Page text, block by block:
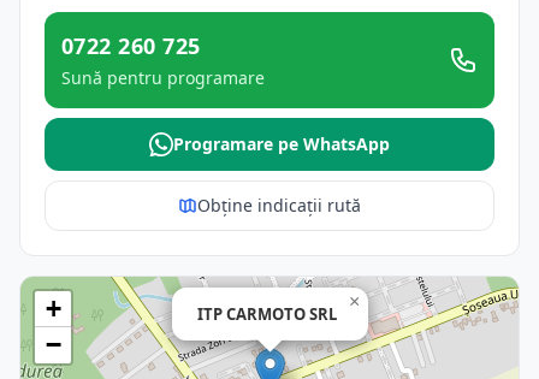
0722 260 725
Sună pentru programare
Programare pe WhatsApp
Obține indicații rută
ITP CARMOTO SRL
×
+
−